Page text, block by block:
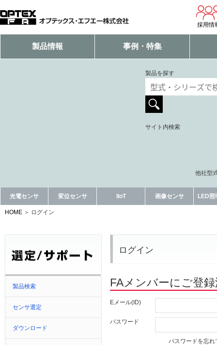
採用情
製品情報 事例・特集
製品を探す
サイト内検索
他社型
光電センサ 変位センサ IIoT 画像センサ LED照
HOME ログイン
製品検索
センサ選定
ダウンロード
ログイン
FAメンバーにご登
Eメール(ID)
パスワード
パスワードを忘れ